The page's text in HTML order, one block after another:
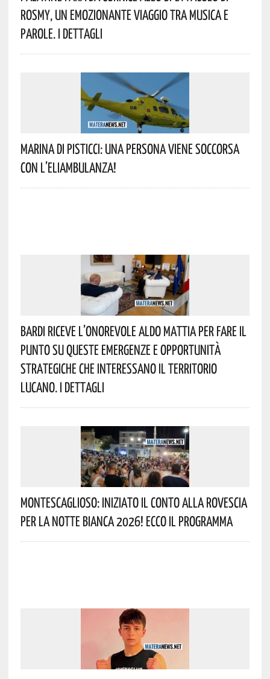
Rosmy, Un Emozionante Viaggio Tra Musica E
Parole. I Dettagli
Marina Di Pisticci: Una Persona Viene Soccorsa
Con L’eliambulanza!
Bardi Riceve L’onorevole Aldo Mattia Per Fare Il
Punto Su Queste Emergenze E Opportunità
Strategiche Che Interessano Il Territorio
Lucano. I Dettagli
Montescaglioso: Iniziato Il Conto Alla Rovescia
Per La Notte Bianca 2026! Ecco Il Programma